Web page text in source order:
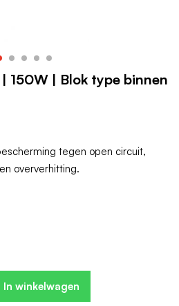
150W | Blok type binnen
In winkelwagen
tegen open circuit,
oververhitting.